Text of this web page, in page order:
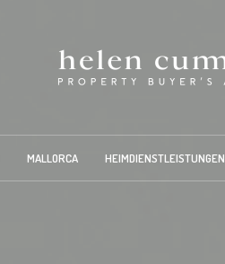
MALLORCA HEIMDIENSTLEISTUNGEN